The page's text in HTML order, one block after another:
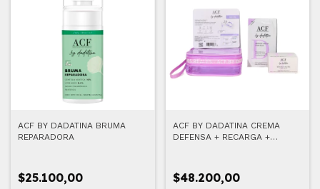
ACF BY DADATINA BRUMA
REPARADORA
$25.100,00
ACF BY DADATINA CREMA
DEFENSA + RECARGA +
$48.200,00